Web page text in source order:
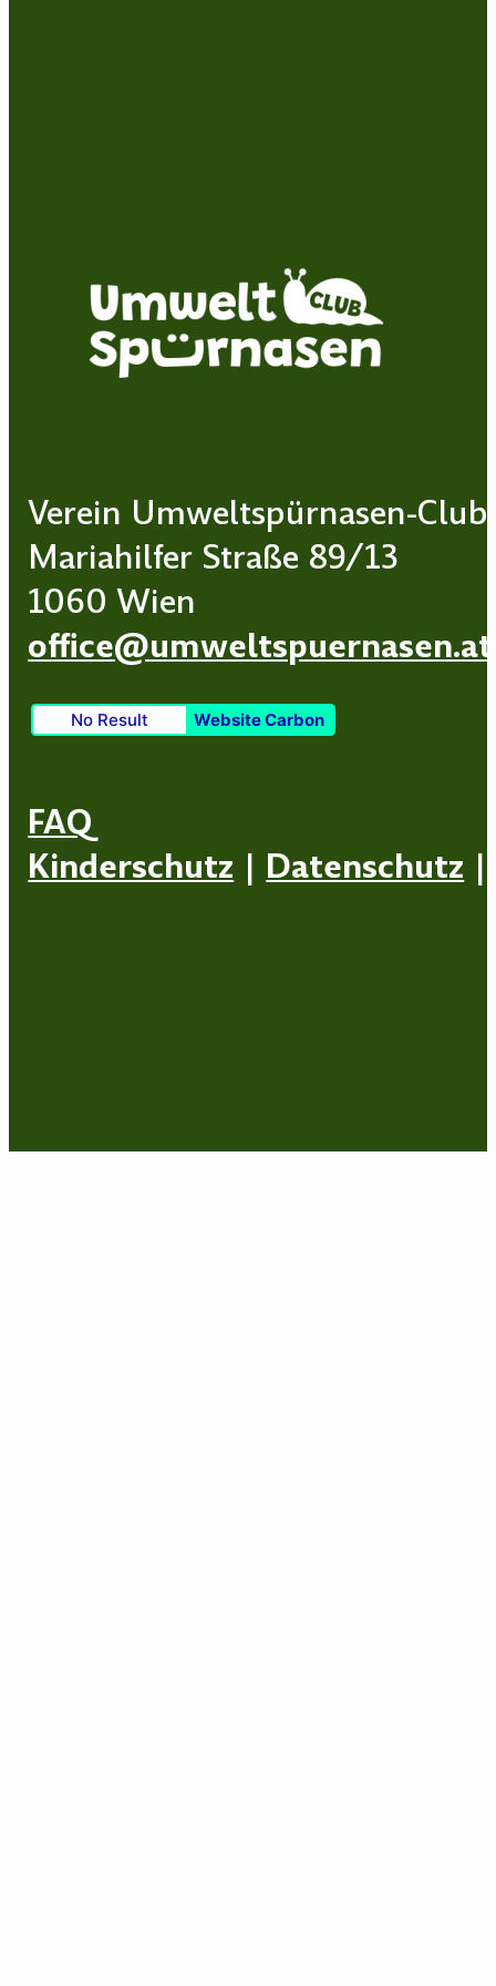
Verein Umweltspürnasen-Club
Mariahilfer Straße 89/13
1060 Wien
office@umweltspuernasen.at
No Result Website Carbon
FAQ
Kinderschutz | Datenschutz |